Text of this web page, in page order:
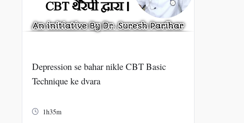
Depression se bahar nikle CBT Basic
Technique ke dvara
1h35m